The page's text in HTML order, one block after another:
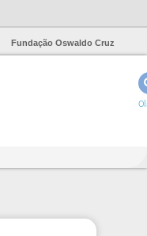
Fundação Oswaldo Cruz